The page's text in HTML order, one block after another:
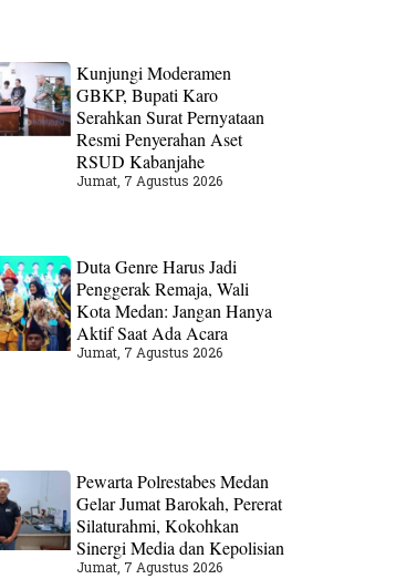
Kunjungi Moderamen
GBKP, Bupati Karo
Serahkan Surat Pernyataan
Resmi Penyerahan Aset
RSUD Kabanjahe
Jumat, 7 Agustus 2026
Duta Genre Harus Jadi
Penggerak Remaja, Wali
Kota Medan: Jangan Hanya
Aktif Saat Ada Acara
Jumat, 7 Agustus 2026
Pewarta Polrestabes Medan
Gelar Jumat Barokah, Pererat
Silaturahmi, Kokohkan
Sinergi Media dan Kepolisian
Jumat, 7 Agustus 2026